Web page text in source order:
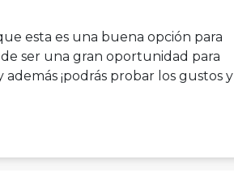
esta es una buena opción para
ser una gran oportunidad para
¡podrás probar los gustos y